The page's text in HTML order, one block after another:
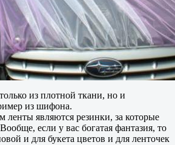
из плотной ткани, но и
из шифона.
ленты являются резинки, за которые
если у вас богатая фантазия, то
и для букета цветов и для ленточек